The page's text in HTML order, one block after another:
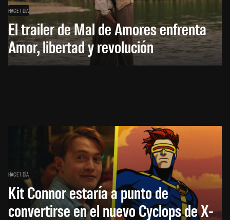
HACE 1 DÍA
El trailer de Mal de Amores enfrenta
Amor, libertad y revolución
HACE 1 DÍA
Kit Connor estaría a punto de
convertirse en el nuevo Cyclops de X-